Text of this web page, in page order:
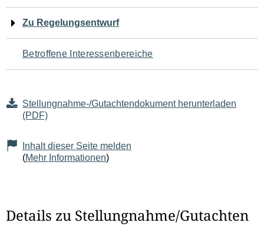
für
den
Seiteninhalt
Zu Regelungsentwurf
Betroffene Interessenbereiche
Stellungnahme-/Gutachtendokument herunterladen
(PDF)
Inhalt dieser Seite melden
(Mehr Informationen)
Details zu Stellungnahme/Gutachten